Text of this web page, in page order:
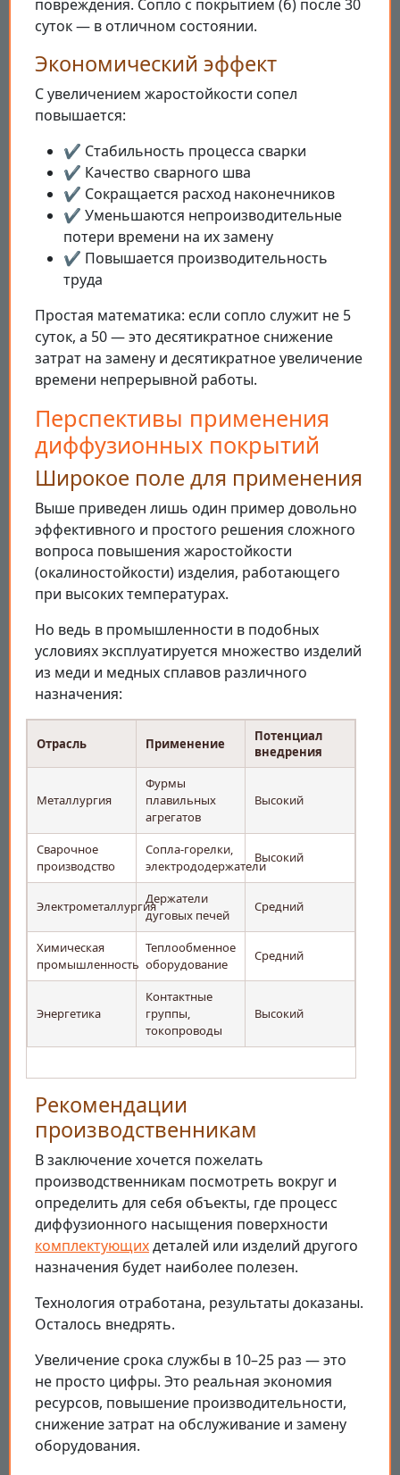
повреждения. Сопло с покрытием (б) после 30
суток — в отличном состоянии.
Экономический эффект
С увеличением жаростойкости сопел
повышается:
✔️ Стабильность процесса сварки
✔️ Качество сварного шва
✔️ Сокращается расход наконечников
✔️ Уменьшаются непроизводительные
потери времени на их замену
✔️ Повышается производительность
труда
Простая математика: если сопло служит не 5
суток, а 50 — это десятикратное снижение
затрат на замену и десятикратное увеличение
времени непрерывной работы.
Перспективы применения
диффузионных покрытий
Широкое поле для применения
Выше приведен лишь один пример довольно
эффективного и простого решения сложного
вопроса повышения жаростойкости
(окалиностойкости) изделия, работающего
при высоких температурах.
Но ведь в промышленности в подобных
условиях эксплуатируется множество изделий
из меди и медных сплавов различного
назначения:
Отрасль Применение
Потенциал
внедрения
Металлургия
Фурмы
плавильных
агрегатов
Высокий
Сварочное
производство
Сопла-горелки,
электрододержатели
Высокий
ЭлектрометаллургияДержатели
дуговых печей
Средний
Химическая
промышленность
Теплообменное
оборудование
Средний
Энергетика
Контактные
группы,
токопроводы
Высокий
Рекомендации
производственникам
В заключение хочется пожелать
производственникам посмотреть вокруг и
определить для себя объекты, где процесс
диффузионного насыщения поверхности
комплектующихдеталей или изделий другого
назначения будет наиболее полезен.
Технология отработана, результаты доказаны.
Осталось внедрять.
Увеличение срока службы в 10–25 раз — это
не просто цифры. Это реальная экономия
ресурсов, повышение производительности,
снижение затрат на обслуживание и замену
оборудования.